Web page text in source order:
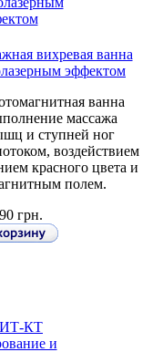
вихревая ванна
эффектом
ванна
массажа
и ступней ног
воздействием
красного цвета и
полем.
грн.